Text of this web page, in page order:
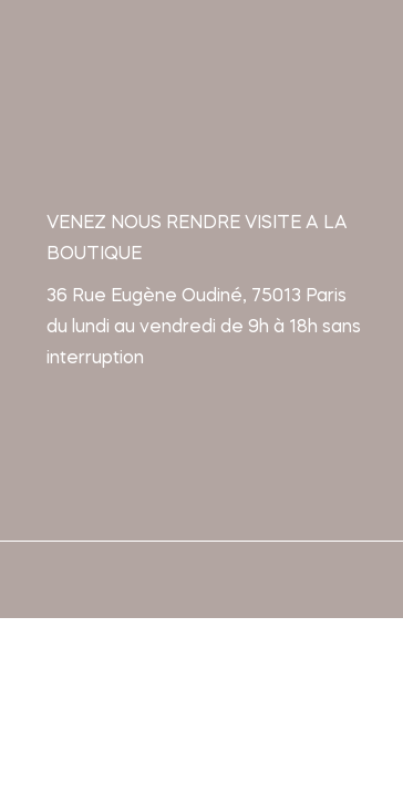
VENEZ NOUS RENDRE VISITE A LA
BOUTIQUE
36 Rue Eugène Oudiné, 75013 Paris
du lundi au vendredi de 9h à 18h sans
interruption